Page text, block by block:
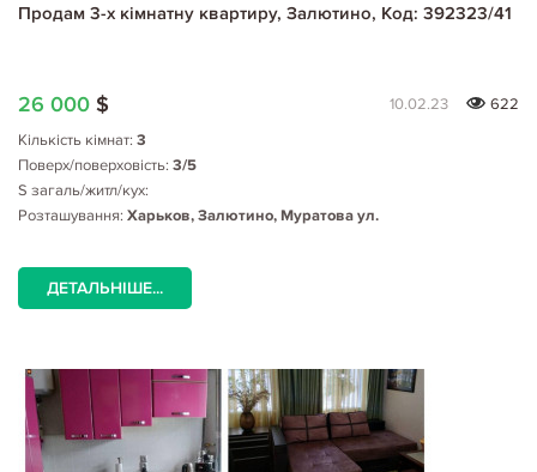
Продам 3-х кімнатну квартиру, Залютино, Код: 392323/41
26 000 $ 10.02.23
622
Кількість кімнат: 3
Поверх/поверховість: 3/5
S загаль/житл/кух:
Розташування: Харьков, Залютино, Муратова ул.
ДЕТАЛЬНІШЕ...